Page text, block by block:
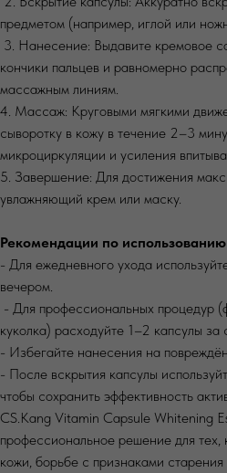
предметом (например, иглой или
3. Нанесение: Выдавите кремовое
кончики пальцев и равномерно
массажным линиям.
4. Массаж: Круговыми мягкими
сыворотку в кожу в течение 2–3
микроциркуляции и усиления
5. Завершение: Для достижения
увлажняющий крем или маску.
Рекомендации по использованию
- Для ежедневного ухода
вечером.
- Для профессиональных процедур
куколка) расходуйте 1–2 капсулы за
- Избегайте нанесения на
- После вскрытия капсулы
чтобы сохранить эффективность
CS.Kang Vitamin Capsule Whitening
профессиональное решение для тех,
кожи, борьбе с признаками